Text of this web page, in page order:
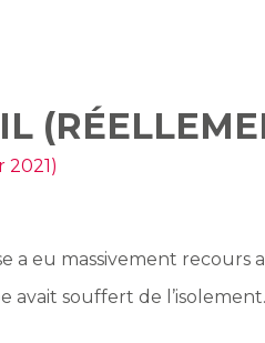
2021)
a eu massivement recours
avait souffert de